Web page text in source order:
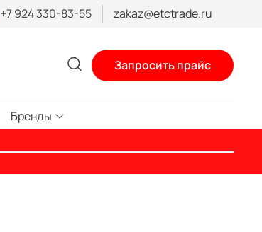
+7 924 330-83-55 zakaz@etctrade.ru
Запросить прайс
Бренды